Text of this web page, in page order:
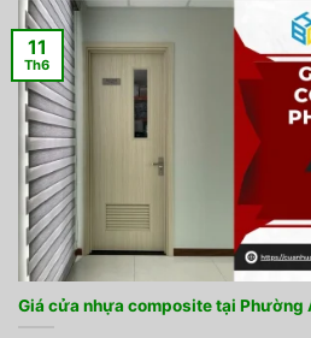
Giá cửa nhựa composite tại Phường
11
Th6